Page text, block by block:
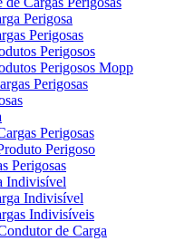
Perigosa
Perigosas
Perigosos
Perigosos Mopp
Perigosas
Perigosas
Perigoso
Perigosas
Indivisível
Indivisível
Indivisíveis
de Carga